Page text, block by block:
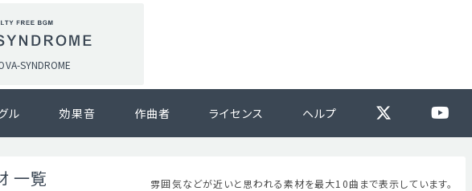
SYNDROME
ル 効果音 作曲者 ライセンス ヘルプ
一覧 雰囲気などが近いと思われる素材を最大10曲まで表示しています。